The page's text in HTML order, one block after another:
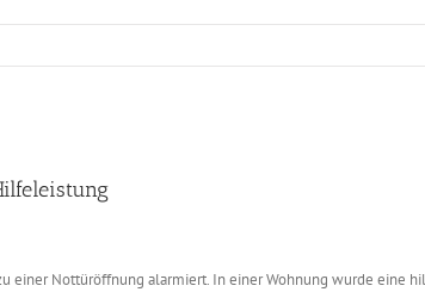
einer Nottüröffnung alarmiert. In einer Wohnung wurde eine